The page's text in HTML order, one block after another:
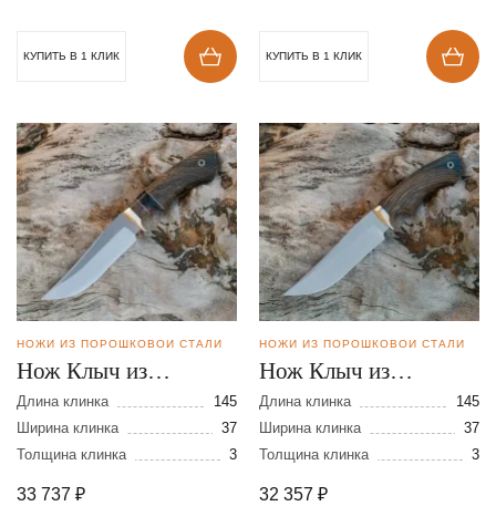
КУПИТЬ В 1 КЛИК КУПИТЬ В 1 КЛИК
НОЖИ ИЗ ПОРОШКОВОЙ СТАЛИ
Нож Клыч из
порошковой стали
CPM REX 121
Длина клинка
145
Ширина клинка
37
Толщина клинка
3
33 737 ₽
НОЖИ ИЗ ПОРОШКОВОЙ СТАЛИ
Нож Клыч из
порошковой стали
CPM REX 121
Длина клинка
145
Ширина клинка
37
Толщина клинка
3
32 357 ₽